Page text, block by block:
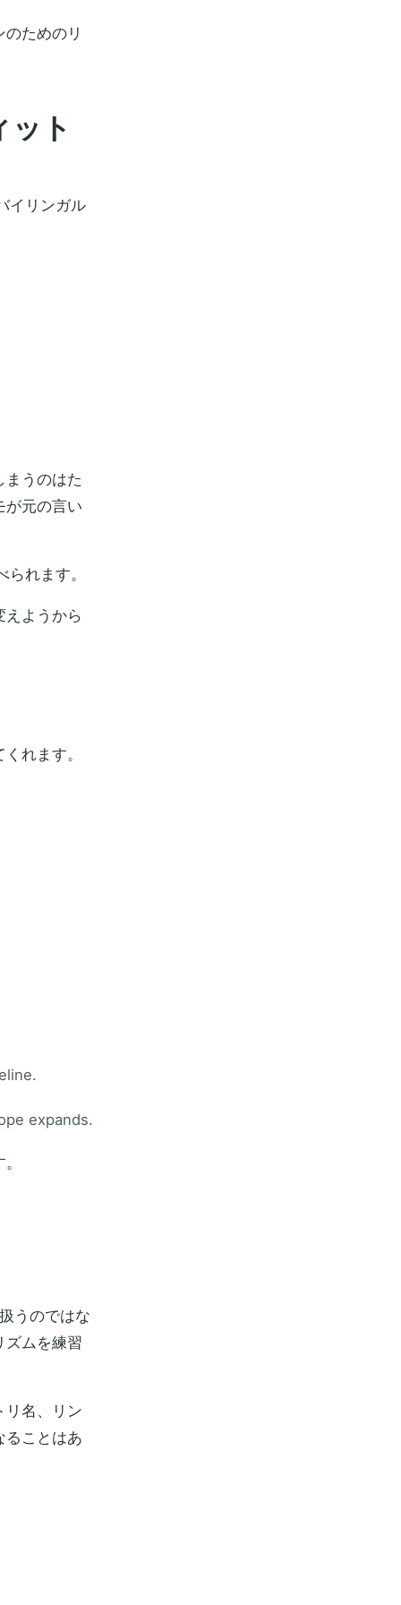
ためのリ
ト
イリンガル
まうのはた
が元の言い
れます。
えようから
れます。
expands.
うのではな
ズムを練習
リ名、リン
ることはあ